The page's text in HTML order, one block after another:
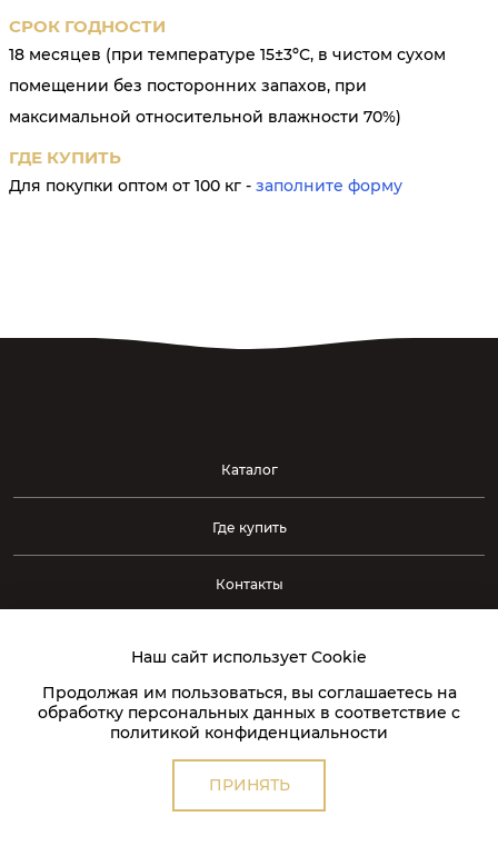
СРОК ГОДНОСТИ
18 месяцев (при температуре 15±3ºС, в чистом сухом
помещении без посторонних запахов, при
максимальной относительной влажности 70%)
ГДЕ КУПИТЬ
Для покупки оптом от 100 кг - заполните форму
238340, Россия, Калининградская обл., г. Светлый, ул.
Каталог
Где купить
Контакты
Отдел продаж horeca@gp-choco.com
Отдел закупок supply@glazurprom.ru
Наш сайт использует Сookie
Продолжая им пользоваться, вы соглашаетесь на
обработку персональных данных в соответствие с
политикой конфиденциальности
ПРИНЯТЬ